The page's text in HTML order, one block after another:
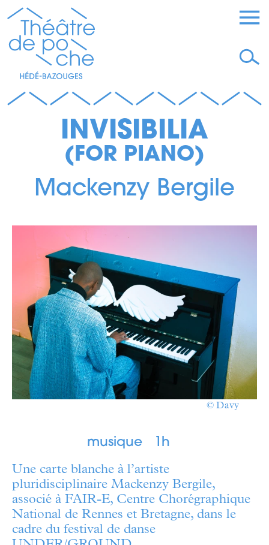
© Davy
INVISIBILIA
(FOR PIANO)
Mackenzy Bergile
musique
1h
Une carte blanche à l’artiste
pluridisciplinaire Mackenzy Bergile,
associé à FAIR-E, Centre Chorégraphique
National de Rennes et Bretagne, dans le
cadre du festival de danse